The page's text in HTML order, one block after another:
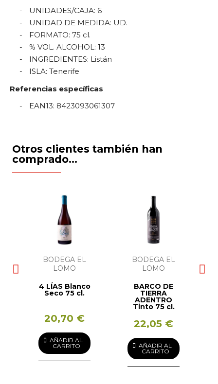
UNIDADES/CAJA: 6
UNIDAD DE MEDIDA: UD.
FORMATO: 75 cl.
% VOL. ALCOHOL: 13
INGREDIENTES: Listán
ISLA: Tenerife
Referencias específicas
EAN13: 8423093061307
Otros clientes también han
comprado...
BODEGA EL
LOMO
4 LÍAS Blanco
Seco 75 cl.
20,70 €
AÑADIR AL
CARRITO
BODEGA EL
LOMO
BARCO DE
TIERRA
ADENTRO
Tinto 75 cl.
22,05 €
AÑADIR AL
CARRITO